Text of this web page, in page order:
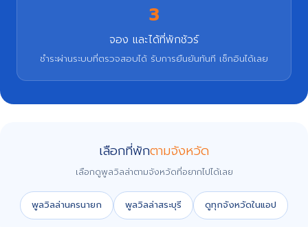
3
จอง และได้ที่พักชัวร์
ชำระผ่านระบบที่ตรวจสอบได้ รับการยืนยันทันที เช็กอินได้เลย
เลือกที่พักตามจังหวัด
เลือกดูพูลวิลล่าตามจังหวัดที่อยากไปได้เลย
พูลวิลล่านครนายก พูลวิลล่าสระบุรี ดูทุกจังหวัดในแอป